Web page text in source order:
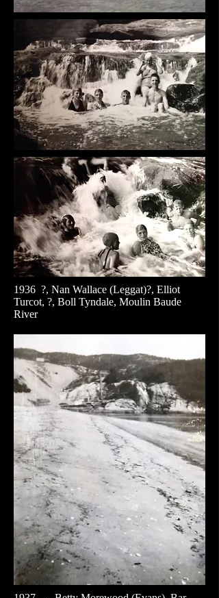
1936 ?, Nan Wallace (Leggat)?, Elliot
Turcot, ?, Boll Tyndale, Moulin Baude
River